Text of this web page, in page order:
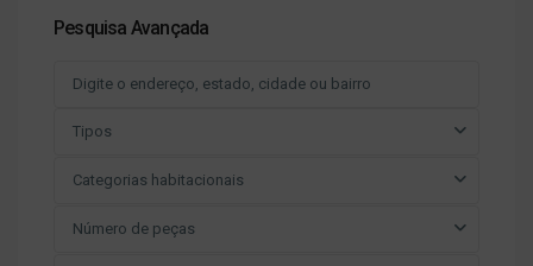
Pesquisa Avançada
Tipos
Categorias habitacionais
Número de peças